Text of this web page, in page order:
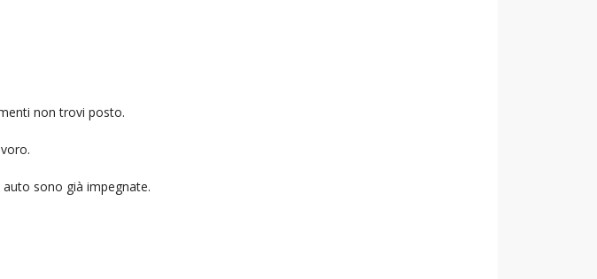
non trovi posto.
sono già impegnate.